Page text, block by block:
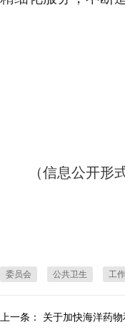
（信息公开形式
委员会 公共卫生 工作
上一条： 关于加快海洋药